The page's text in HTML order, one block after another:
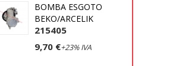
BOMBA ESGOTO
BEKO/ARCELIK
215405
9,70 €+23% IVA